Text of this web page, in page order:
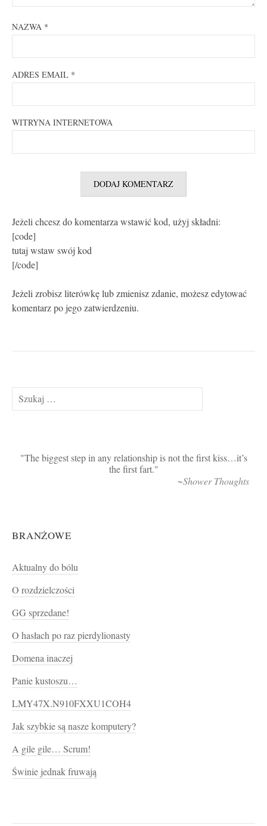
NAZWA *
ADRES EMAIL *
WITRYNA INTERNETOWA
Jeżeli chcesz do komentarza wstawić kod, użyj składni:
[code]
tutaj wstaw swój kod
[/code]
Jeżeli zrobisz literówkę lub zmienisz zdanie, możesz edytować
komentarz po jego zatwierdzeniu.
Szukaj:
The biggest step in any relationship is not the first kiss…it’s
the first fart.
~Shower Thoughts
BRANŻOWE
Aktualny do bólu
O rozdzielczości
GG sprzedane!
O hasłach po raz pierdylionasty
Domena inaczej
Panie kustoszu…
LMY47X.N910FXXU1COH4
Jak szybkie są nasze komputery?
A gile gile… Scrum!
Świnie jednak fruwają